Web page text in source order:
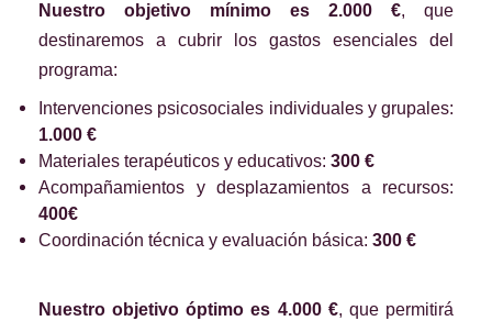
Nuestro objetivo mínimo es 2.000 €, que
destinaremos a cubrir los gastos esenciales del
programa:
Intervenciones psicosociales individuales y grupales:
1.000 €
Materiales terapéuticos y educativos: 300 €
Acompañamientos y desplazamientos a recursos:
400€
Coordinación técnica y evaluación básica: 300 €
Nuestro objetivo óptimo es 4.000 €, que permitirá